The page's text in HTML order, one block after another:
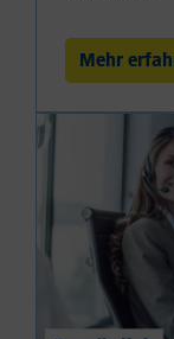
Mehr